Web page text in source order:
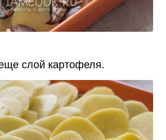
слой картофеля.